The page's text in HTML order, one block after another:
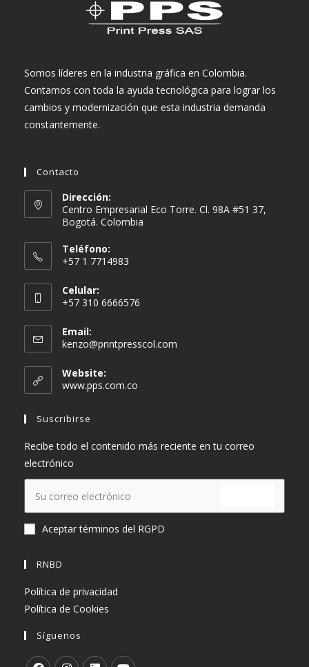
Somos líderes en la industria gráfica en Colombia.
Contamos con toda la ayuda tecnológica para lograr los
cambios y modernización que esta industria demanda
constantemente.
Contacto
Dirección:
Centro Empresarial Eco Torre. Cl. 98A #51 37,
Bogotá. Colombia
Teléfono:
+57 1 7714983
Celular:
+57 310 6666576
Email:
kenzo@printpresscol.com
Website:
www.pps.com.co
Suscribirse
Recibe todo el contenido más reciente en tu correo
electrónico
Aceptar términos del RGPD
RNBD
Política de privacidad
Política de Cookies
Síguenos